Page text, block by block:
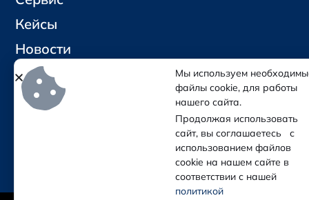
Кейсы
Новости
Контакты
Социальные сети и контакты
Мы используем
файлы cookie, для работы
нашего сайта.
Продолжая использовать
сайт, вы соглашаетесь с
использованием файлов
cookie на нашем сайте в
соответствии с нашей
политикой